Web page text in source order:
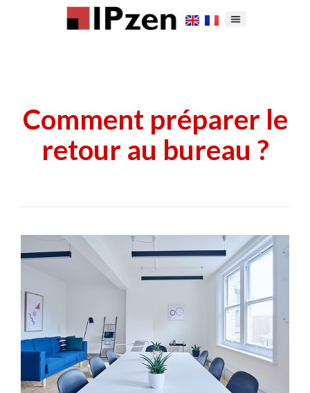
Comment préparer le
retour au bureau ?